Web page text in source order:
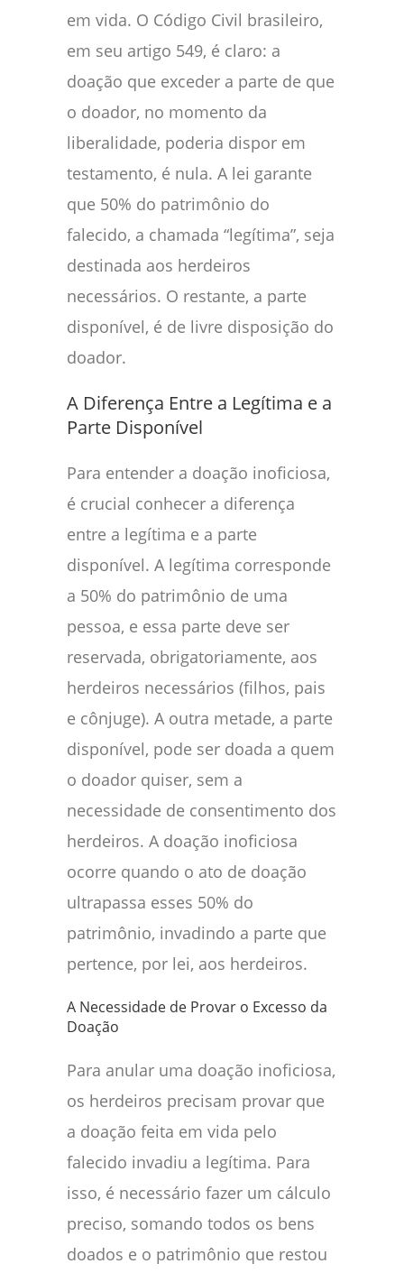
em vida. O Código Civil brasileiro,
em seu artigo 549, é claro: a
doação que exceder a parte de que
o doador, no momento da
liberalidade, poderia dispor em
testamento, é nula. A lei garante
que 50% do patrimônio do
falecido, a chamada “legítima”, seja
destinada aos herdeiros
necessários. O restante, a parte
disponível, é de livre disposição do
doador.
A Diferença Entre a Legítima e a
Parte Disponível
Para entender a doação inoficiosa,
é crucial conhecer a diferença
entre a legítima e a parte
disponível. A legítima corresponde
a 50% do patrimônio de uma
pessoa, e essa parte deve ser
reservada, obrigatoriamente, aos
herdeiros necessários (filhos, pais
e cônjuge). A outra metade, a parte
disponível, pode ser doada a quem
o doador quiser, sem a
necessidade de consentimento dos
herdeiros. A doação inoficiosa
ocorre quando o ato de doação
ultrapassa esses 50% do
patrimônio, invadindo a parte que
pertence, por lei, aos herdeiros.
A Necessidade de Provar o Excesso da
Doação
Para anular uma doação inoficiosa,
os herdeiros precisam provar que
a doação feita em vida pelo
falecido invadiu a legítima. Para
isso, é necessário fazer um cálculo
preciso, somando todos os bens
doados e o patrimônio que restou